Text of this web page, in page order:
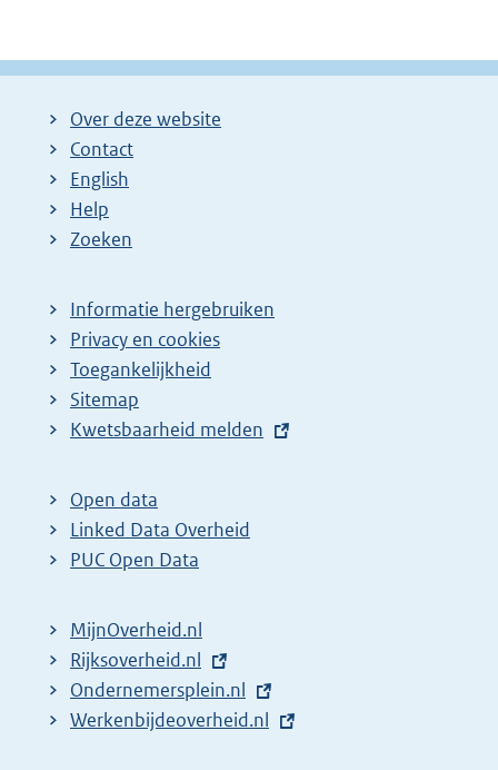
Over deze website
Contact
English
Help
Zoeken
Informatie hergebruiken
Privacy en cookies
Toegankelijkheid
Sitemap
E
t
e
r
l
i
n
k
Kwetsbaarheid melden
Open data
Linked Data Overheid
PUC Open Data
MijnOverheid.nl
E
x
t
Rijksoverheid.nl
E
x
Ondernemersplein.nl
E
Werkenbijdeoverheid.nl